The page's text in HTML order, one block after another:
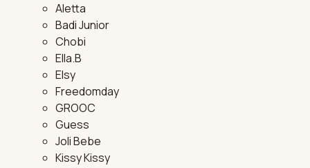
Aletta
Badi Junior
Chobi
Ella.B
Elsy
Freedomday
GROOC
Guess
Joli Bebe
Kissy Kissy